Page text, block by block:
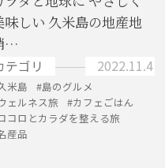
味しい 久米島の地産地
…
テゴリ 2022.11.4
米島
島のグルメ
ェルネス旅
カフェごはん
コロとカラダを整える旅
産品